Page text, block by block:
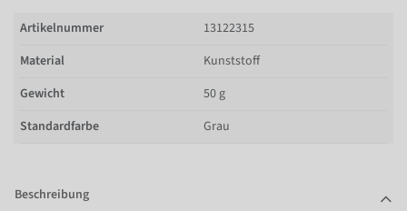
Artikelnummer
13122315
Material
Kunststoff
Gewicht
50 g
Standardfarbe
Grau
Beschreibung